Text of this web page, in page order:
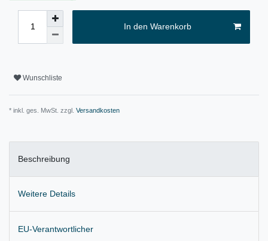
In den Warenkorb
Wunschliste
* inkl. ges. MwSt. zzgl. Versandkosten
Beschreibung
Weitere Details
EU-Verantwortlicher